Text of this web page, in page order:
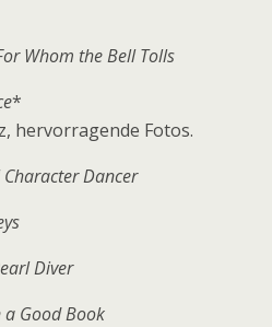
Whom the Bell Tolls
*
hervorragende Fotos.
Character Dancer
Diver
a Good Book